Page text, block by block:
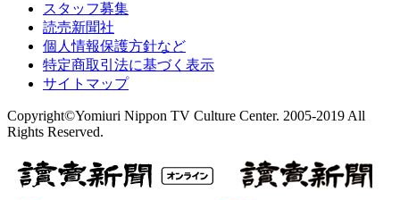
スタッフ募集
読売新聞社
個人情報保護方針など
特定商取引法に基づく表示
サイトマップ
Copyright©Yomiuri Nippon TV Culture Center. 2005-2019 All
Rights Reserved.